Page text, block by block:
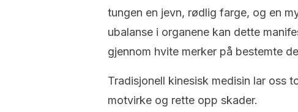
tungen en jevn, rødlig farge, og en
ubalanse i organene kan dette
gjennom hvite merker på bestemte
Tradisjonell kinesisk medisin lar oss
motvirke og rette opp skader.